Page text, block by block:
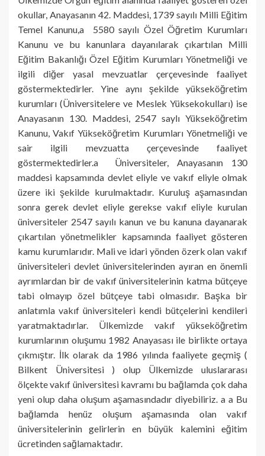
okullar, Anayasanın 42. Maddesi, 1739 sayılı Milli Eğitim
Temel Kanunu,a 5580 sayılı Özel Öğretim Kurumları
Kanunu ve bu kanunlara dayanılarak çıkartılan Milli
Eğitim Bakanlığı Özel Eğitim Kurumları Yönetmeliği ve
ilgili diğer yasal mevzuatlar çerçevesinde faaliyet
göstermektedirler. Yine aynı şekilde yükseköğretim
kurumları (Üniversitelere ve Meslek Yüksekokulları) ise
Anayasanın 130. Maddesi, 2547 saylı Yükseköğretim
Kanunu, Vakıf Yükseköğretim Kurumları Yönetmeliği ve
sair ilgili mevzuatta çerçevesinde faaliyet
göstermektedirler.a Üniversiteler, Anayasanın 130
maddesi kapsamında devlet eliyle ve vakıf eliyle olmak
üzere iki şekilde kurulmaktadır. Kuruluş aşamasından
sonra gerek devlet eliyle gerekse vakıf eliyle kurulan
üniversiteler 2547 sayılı kanun ve bu kanuna dayanarak
çıkartılan yönetmelikler kapsamında faaliyet gösteren
kamu kurumlarıdır. Mali ve idari yönden özerk olan vakıf
üniversiteleri devlet üniversitelerinden ayıran en önemli
ayrımlardan bir de vakıf üniversitelerinin katma bütçeye
tabi olmayıp özel bütçeye tabi olmasıdır. Başka bir
anlatımla vakıf üniversiteleri kendi bütçelerini kendileri
yaratmaktadırlar. Ülkemizde vakıf yükseköğretim
kurumlarının oluşumu 1982 Anayasası ile birlikte ortaya
çıkmıştır. İlk olarak da 1986 yılında faaliyete geçmiş (
Bilkent Üniversitesi ) olup Ülkemizde uluslararası
ölçekte vakıf üniversitesi kavramı bu bağlamda çok daha
yeni olup daha oluşum aşamasındadır diyebiliriz. a a Bu
bağlamda henüz oluşum aşamasında olan vakıf
üniversitelerinin gelirlerin en büyük kalemini eğitim
ücretinden sağlamaktadır.